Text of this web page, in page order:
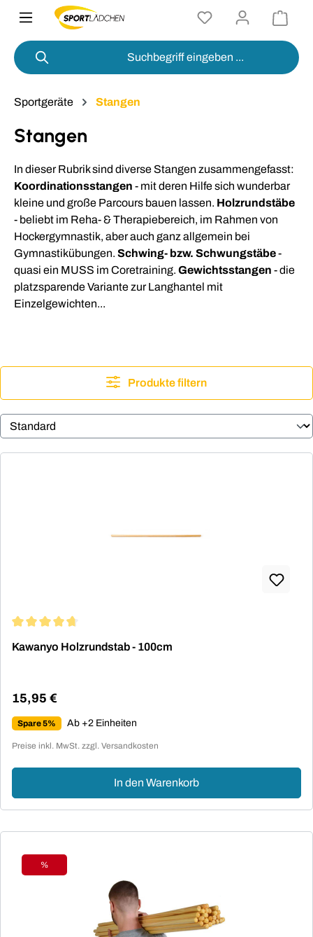
springen
Sportgeräte Stangen
Stangen
In dieser Rubrik sind diverse Stangen zusammengefasst:
Koordinationsstangen - mit deren Hilfe sich wunderbar
kleine und große Parcours bauen lassen. Holzrundstäbe
- beliebt im Reha- & Therapiebereich, im Rahmen von
Hockergymnastik, aber auch ganz allgemein bei
Gymnastikübungen. Schwing- bzw. Schwungstäbe-
quasi ein MUSS im Coretraining. Gewichtsstangen - die
platzsparende Variante zur Langhantel mit
Einzelgewichten...
Produkte filtern
Kawanyo Holzrundstab - 100cm
Regulärer Preis:
15,95 €
Spare 5% Ab +2 Einheiten
Preise inkl. MwSt. zzgl. Versandkosten
In den Warenkorb
Rabatt
%